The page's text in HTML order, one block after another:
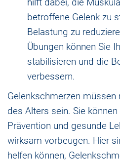
hilft dabei, die
betroffene Gelenk zu
Belastung zu
Übungen können Sie
stabilisieren und die
verbessern.
Gelenkschmerzen
des Alters sein. Sie
Prävention und gesunde
wirksam vorbeugen. Hier
helfen können,